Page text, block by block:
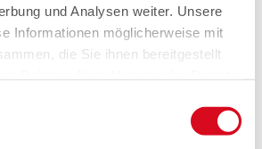
und Analysen weiter. Unsere
Informationen möglicherweise mit
die Sie ihnen bereitgestellt